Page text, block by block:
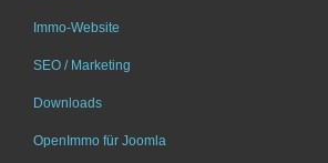
Immo-Website
SEO / Marketing
Downloads
OpenImmo für Joomla